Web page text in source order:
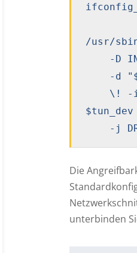
/usr/
-D
-d
    \! -i
-j
Die
unterbinden